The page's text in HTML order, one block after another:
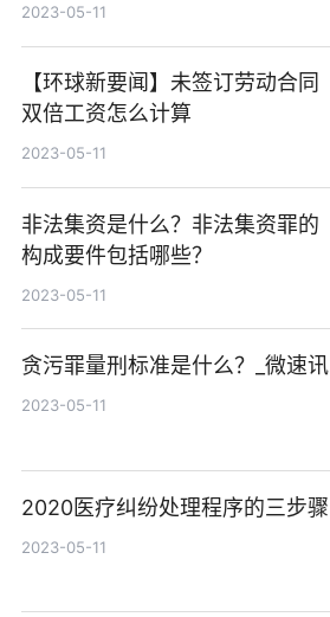
2023-05-11
【环球新要闻】未签订劳动合同
双倍工资怎么计算
2023-05-11
非法集资是什么？非法集资罪的
构成要件包括哪些？
2023-05-11
贪污罪量刑标准是什么？_微速讯
2023-05-11
2020医疗纠纷处理程序的三步骤
2023-05-11